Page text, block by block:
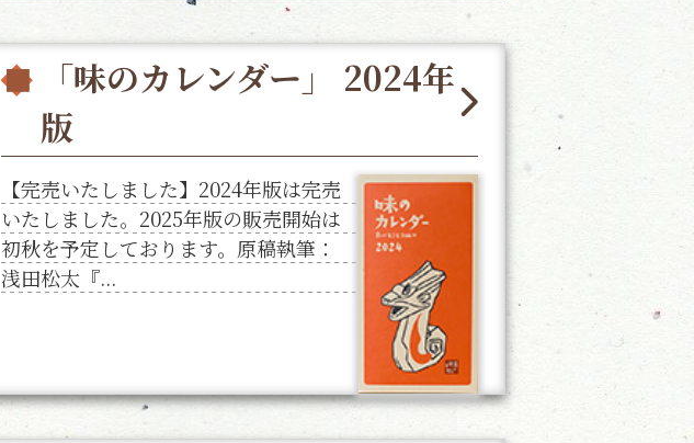
「味のカレンダー」 2024年
版
【完売いたしました】2024年版は完売
いたしました。2025年版の販売開始は
初秋を予定しております。原稿執筆：
浅田松太『...